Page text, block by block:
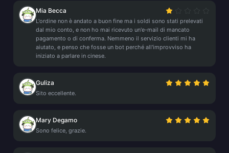
Mia Becca
L'ordine non è andato a buon fine ma i soldi sono stati prelevati
dal mio conto, e non ho mai ricevuto un'e-mail di mancato
pagamento o di conferma. Nemmeno il servizio clienti mi ha
aiutato, e penso che fosse un bot perché all'improvviso ha
iniziato a parlare in cinese.
Guliza
Sito eccellente.
Mary Degamo
Sono felice, grazie.